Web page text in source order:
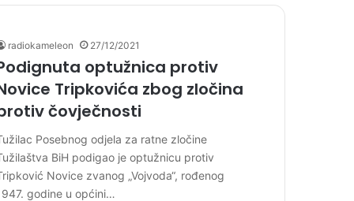
radiokameleon 27/12/2021
optužnica protiv
Tripkovića zbog zločina
čovječnosti
Posebnog odjela za ratne zločine
BiH podigao je optužnicu protiv
Novice zvanog „Vojvoda“, rođenog
godine u općini…